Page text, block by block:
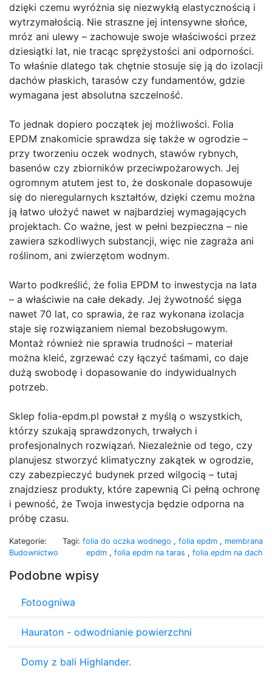
dzięki czemu wyróżnia się niezwykłą elastycznością i
wytrzymałością. Nie straszne jej intensywne słońce,
mróz ani ulewy – zachowuje swoje właściwości przez
dziesiątki lat, nie tracąc sprężystości ani odporności.
To właśnie dlatego tak chętnie stosuje się ją do izolacji
dachów płaskich, tarasów czy fundamentów, gdzie
wymagana jest absolutna szczelność.
To jednak dopiero początek jej możliwości. Folia
EPDM znakomicie sprawdza się także w ogrodzie –
przy tworzeniu oczek wodnych, stawów rybnych,
basenów czy zbiorników przeciwpożarowych. Jej
ogromnym atutem jest to, że doskonale dopasowuje
się do nieregularnych kształtów, dzięki czemu można
ją łatwo ułożyć nawet w najbardziej wymagających
projektach. Co ważne, jest w pełni bezpieczna – nie
zawiera szkodliwych substancji, więc nie zagraża ani
roślinom, ani zwierzętom wodnym.
Warto podkreślić, że folia EPDM to inwestycja na lata
– a właściwie na całe dekady. Jej żywotność sięga
nawet 70 lat, co sprawia, że raz wykonana izolacja
staje się rozwiązaniem niemal bezobsługowym.
Montaż również nie sprawia trudności – materiał
można kleić, zgrzewać czy łączyć taśmami, co daje
dużą swobodę i dopasowanie do indywidualnych
potrzeb.
Sklep folia-epdm.pl powstał z myślą o wszystkich,
którzy szukają sprawdzonych, trwałych i
profesjonalnych rozwiązań. Niezależnie od tego, czy
planujesz stworzyć klimatyczny zakątek w ogrodzie,
czy zabezpieczyć budynek przed wilgocią – tutaj
znajdziesz produkty, które zapewnią Ci pełną ochronę
i pewność, że Twoja inwestycja będzie odporna na
próbę czasu.
Kategorie:
Budownictwo
Tagi: folia do oczka wodnego , folia epdm , membrana
epdm , folia epdm na taras , folia epdm na dach
Podobne wpisy
Fotoogniwa
Hauraton - odwodnianie powierzchni
Domy z bali Highlander.